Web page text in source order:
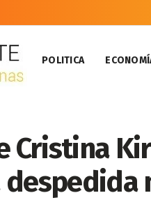
POLITICA
Cristina